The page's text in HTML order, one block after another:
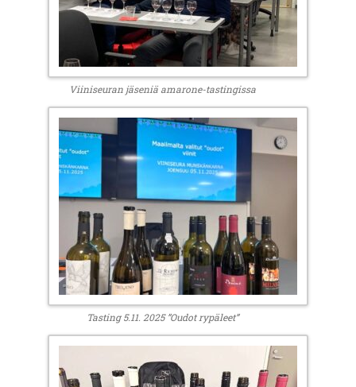
Viiniseuran jäseniä amarone-tastingissa
Tasting 5.11. 2025 ”Oudot rypäleet”